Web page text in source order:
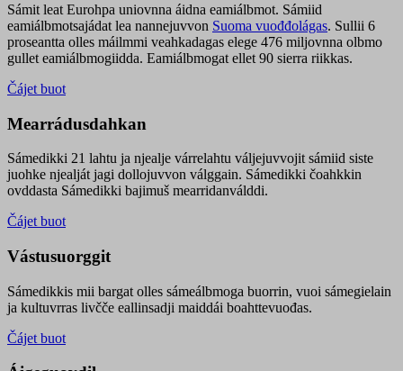
Sámit leat Eurohpa uniovnna áidna eamiálbmot. Sámiid
eamiálbmotsajádat lea nannejuvvon Suoma vuođđolágas. Sullii 6
proseantta olles máilmmi veahkadagas elege 476 miljovnna olbmo
gullet eamiálbmogiidda. Eamiálbmogat ellet 90 sierra riikkas.
Čájet buot
Mearrádusdahkan
Sámedikki 21 lahtu ja njealje várrelahtu váljejuvvojit sámiid siste
juohke njealját jagi dollojuvvon válggain. Sámedikki čoahkkin
ovddasta Sámedikki bajimuš mearridanválddi.
Čájet buot
Vástusuorggit
Sámedikkis mii bargat olles sámeálbmoga buorrin, vuoi sámegielain
ja kultuvrras livčče eallinsadji maiddái boahttevuođas.
Čájet buot